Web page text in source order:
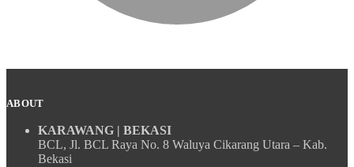
ABOUT
KARAWANG | BEKASI
BCL, Jl. BCL Raya No. 8 Waluya Cikarang Utara – Kab.
Bekasi